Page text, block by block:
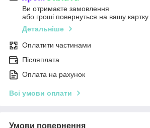
Ви отримаєте замовлення
або гроші повернуться на вашу картку
Детальніше
Оплатити частинами
Післяплата
Оплата на рахунок
Всі умови оплати
Умови повернення